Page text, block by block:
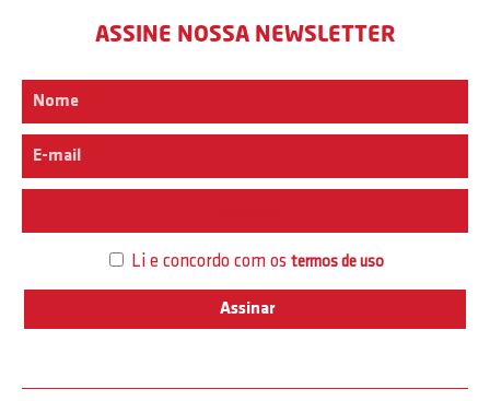
ASSINE NOSSA NEWSLETTER
Li e concordo com os termos de uso